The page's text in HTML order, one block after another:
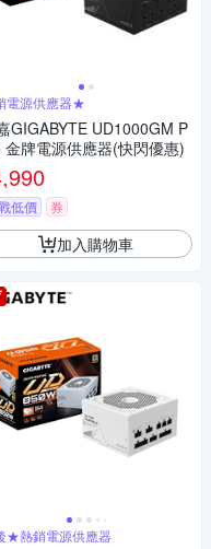
電源供應器★
GIGABYTE UD1000GM P
金牌電源供應器(快閃優惠)
低價 券
加入購物車
★熱銷電源供應器